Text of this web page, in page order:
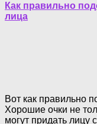
Как правильно
лица
Вот как правильно
Хорошие очки не
могут придать лицу